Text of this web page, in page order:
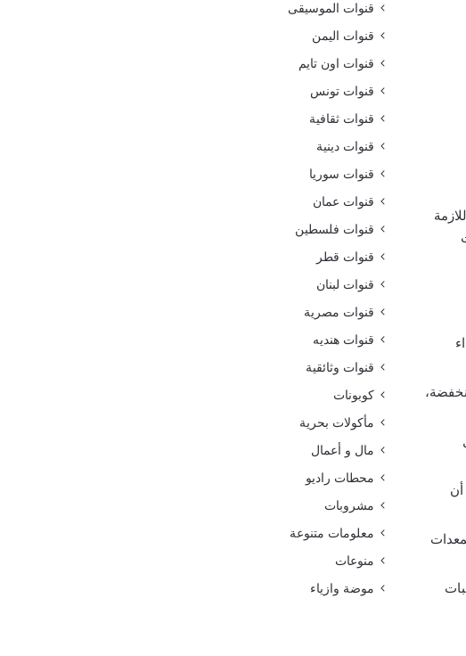
قنوات الموسيقى
قنوات اليمن
قنوات اون تايم
قنوات تونس
قنوات ثقافية
قنوات دينية
قنوات سوريا
قنوات عمان
قنوات فلسطين
قنوات قطر
قنوات لبنان
قنوات مصرية
قنوات هنديه
قنوات وثائقية
كوبونات
مأكولات بحرية
مال و أعمال
محطات راديو
مشروبات
معلومات متنوعة
منوعات
موضة وازياء